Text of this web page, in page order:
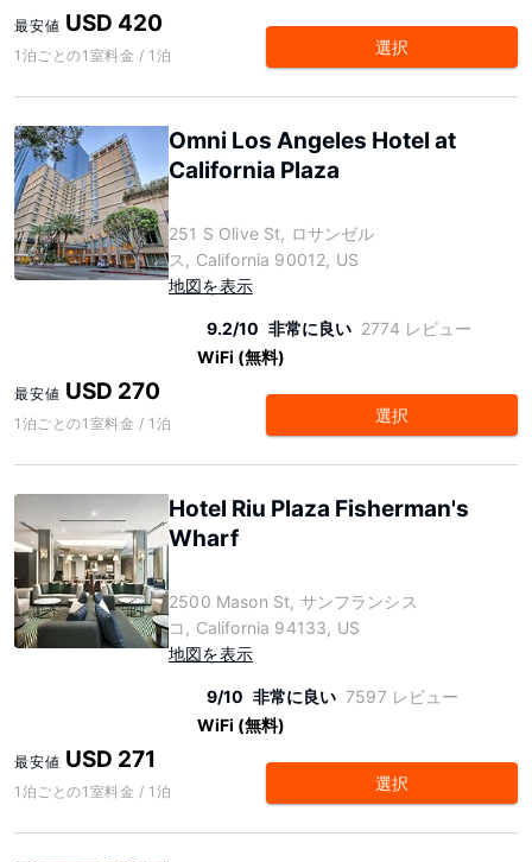
最安値 USD 420
1泊ごとの1室料金 / 1泊 選択
Omni Los Angeles Hotel at
California Plaza
251 S Olive St, ロサンゼル
ス, California 90012, US
地図を表示
9.2/10 非常に良い 2774 レビュー
WiFi (無料)
最安値 USD 270
1泊ごとの1室料金 / 1泊 選択
Hotel Riu Plaza Fisherman's
Wharf
2500 Mason St, サンフランシス
コ, California 94133, US
地図を表示
9/10 非常に良い 7597 レビュー
WiFi (無料)
最安値 USD 271
1泊ごとの1室料金 / 1泊 選択